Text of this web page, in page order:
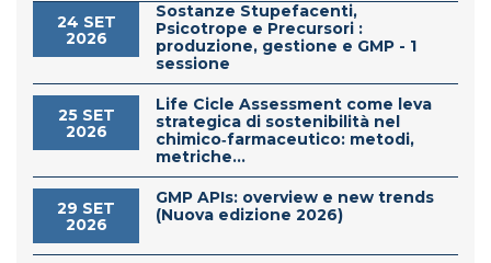
24 SET
2026
Sostanze Stupefacenti,
Psicotrope e Precursori :
produzione, gestione e GMP - 1
sessione
25 SET
2026
Life Cicle Assessment come leva
strategica di sostenibilità nel
chimico‑farmaceutico: metodi,
metriche...
29 SET
2026
GMP APIs: overview e new trends
(Nuova edizione 2026)